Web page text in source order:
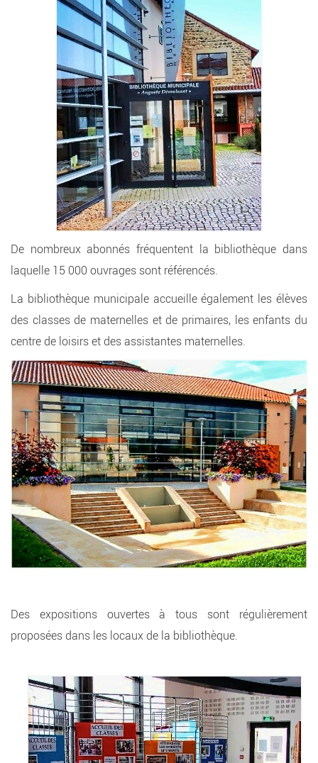
De nombreux abonnés fréquentent la bibliothèque dans
laquelle 15 000 ouvrages sont référencés.
La bibliothèque municipale accueille également les élèves
des classes de maternelles et de primaires, les enfants du
centre de loisirs et des assistantes maternelles.
Des expositions ouvertes à tous sont régulièrement
proposées dans les locaux de la bibliothèque.